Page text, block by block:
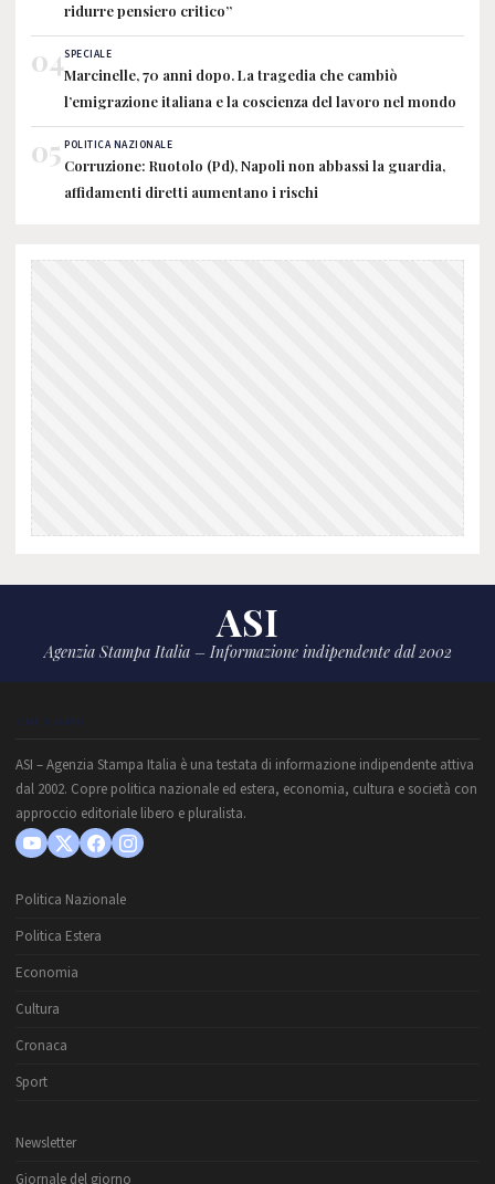
ridurre pensiero critico”
04SPECIALE
Marcinelle, 70 anni dopo. La tragedia che cambiò
l’emigrazione italiana e la coscienza del lavoro nel mondo
05 POLITICA NAZIONALE
Corruzione: Ruotolo (Pd), Napoli non abbassi la guardia,
affidamenti diretti aumentano i rischi
ASI
Agenzia Stampa Italia – Informazione indipendente dal 2002
CHI SIAMO
ASI – Agenzia Stampa Italia è una testata di informazione indipendente attiva
dal 2002. Copre politica nazionale ed estera, economia, cultura e società con
approccio editoriale libero e pluralista.
Politica Nazionale
Politica Estera
Economia
Cultura
Cronaca
Sport
Newsletter
Giornale del giorno